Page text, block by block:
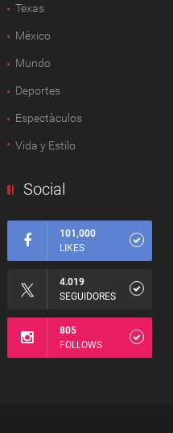
Texas
México
Mundo
Deportes
Espectàculos
Vida y Estilo
Social
101,000
LIKES
4.019
SEGUIDORES
805
FOLLOWS